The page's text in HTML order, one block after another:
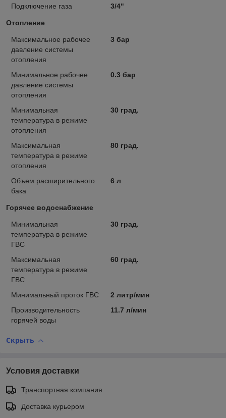
Подключение газа
3/4"
Отопление
Максимальное рабочее
давление системы
отопления
3 бар
Минимальное рабочее
давление системы
отопления
0.3 бар
Минимальная
температура в режиме
отопления
30 град.
Максимальная
температура в режиме
отопления
80 град.
Объем расширительного
бака
6 л
Горячее водоснабжение
Минимальная
температура в режиме
ГВС
30 град.
Максимальная
температура в режиме
ГВС
60 град.
Минимальный проток ГВС
2 литр/мин
Производительность
горячей воды
11.7 л/мин
Скрыть
Условия доставки
Транспортная компания
Доставка курьером